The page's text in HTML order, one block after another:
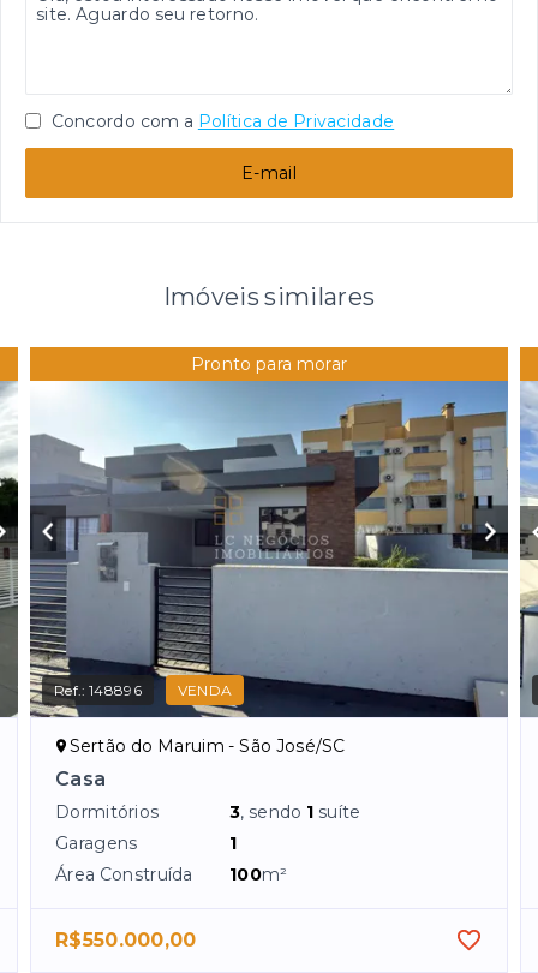
Concordo com a Política de Privacidade
E-mail
Imóveis similares
Pronto para morar
Ref.:148896 VENDA
Sertão do Maruim - São José/SC
Casa
Dormitórios 3, sendo 1 suíte
Garagens
1
Área Construída
100m²
R$550.000,00